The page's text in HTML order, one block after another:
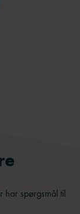
har spørgsmål til